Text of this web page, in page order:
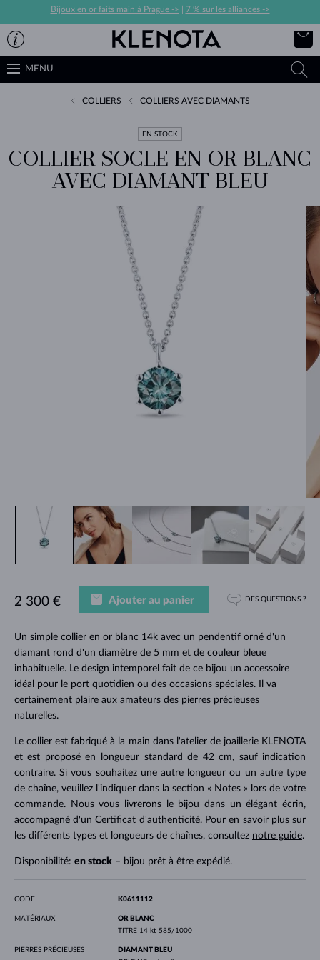
Bijoux en or faits main à Prague -> 7 % sur les alliances ->
MENU
COLLIERS COLLIERS AVEC DIAMANTS
EN STOCK
COLLIER SOCLE EN OR BLANC
AVEC DIAMANT BLEU
Un simple collier en or blanc 14k avec un pendentif orné d'un
diamant rond d'un diamètre de 5 mm et de couleur bleue
inhabituelle. Le design intemporel fait de ce bijou un accessoire
idéal pour le port quotidien ou des occasions spéciales. Il va
certainement plaire aux amateurs des pierres précieuses
naturelles.
Le collier est fabriqué à la main dans l'atelier de joaillerie KLENOTA
et est proposé en longueur standard de 42 cm, sauf indication
contraire. Si vous souhaitez une autre longueur ou un autre type
de chaîne, veuillez l'indiquer dans la section « Notes » lors de votre
commande. Nous vous livrerons le bijou dans un élégant écrin,
accompagné d'un Certificat d'authenticité. Pour en savoir plus sur
les différents types et longueurs de chaînes, consultez notre guide.
Disponibilité: en stock– bijou prêt à être expédié.
2 300 € Ajouter au panier DES QUESTIONS ?
CODE K0611112
MATÉRIAUX
OR BLANC
TITRE 14 kt 585/1000
PIERRES PRÉCIEUSES
DIAMANT BLEU